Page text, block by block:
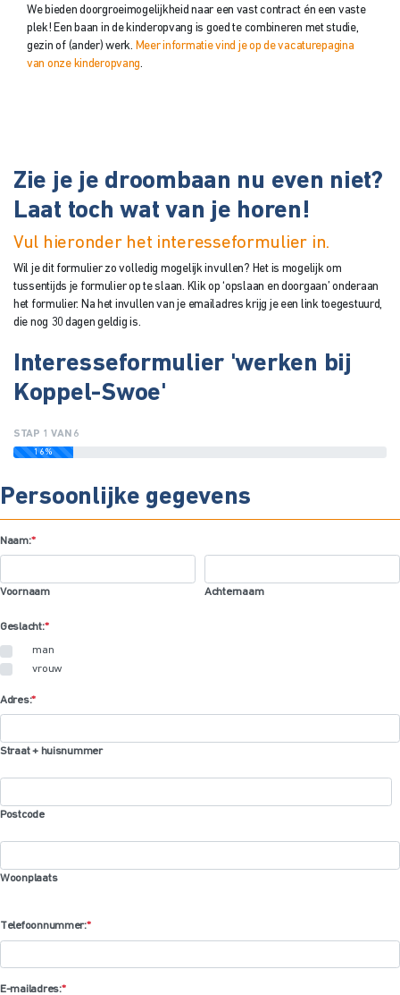
We bieden doorgroeimogelijkheid naar een vast contract én een vaste
plek! Een baan in de kinderopvang is goed te combineren met studie,
gezin of (ander) werk. Meer informatie vind je op de vacaturepagina
van onze kinderopvang.
Zie je je droombaan nu even niet?
Laat toch wat van je horen!
Vul hieronder het interesseformulier in.
Wil je dit formulier zo volledig mogelijk invullen? Het is mogelijk om
tussentijds je formulier op te slaan. Klik op ‘opslaan en doorgaan’ onderaan
het formulier. Na het invullen van je emailadres krijg je een link toegestuurd,
die nog 30 dagen geldig is.
Interesseformulier 'werken bij
Koppel-Swoe'
STAP 1 VAN 6
16%
Persoonlijke gegevens
Naam:*
Voornaam Achternaam
Geslacht:*
man
vrouw
Adres:*
Straat + huisnummer
Postcode
Woonplaats
Telefoonnummer:*
E-mailadres:*